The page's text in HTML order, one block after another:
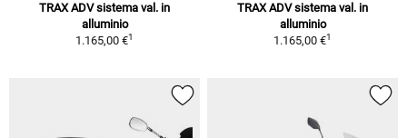
TRAX ADV sistema val. in
alluminio
1.165,00 €1
TRAX ADV sistema val. in
alluminio
1.165,00 €1